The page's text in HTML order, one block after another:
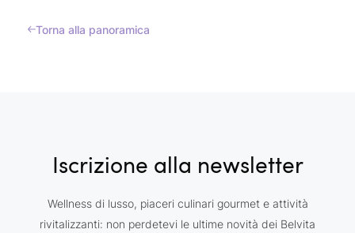
Torna alla panoramica
Iscrizione alla newsletter
Wellness di lusso, piaceri culinari gourmet e attività
rivitalizzanti: non perdetevi le ultime novità dei Belvita